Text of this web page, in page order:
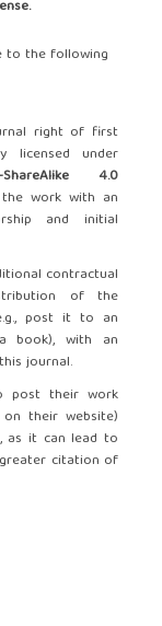
.
to the following
right of first
licensed under
4.0
work with an
and initial
contractual
of the
post it to an
book), with an
journal.
post their work
their website)
as it can lead to
citation of